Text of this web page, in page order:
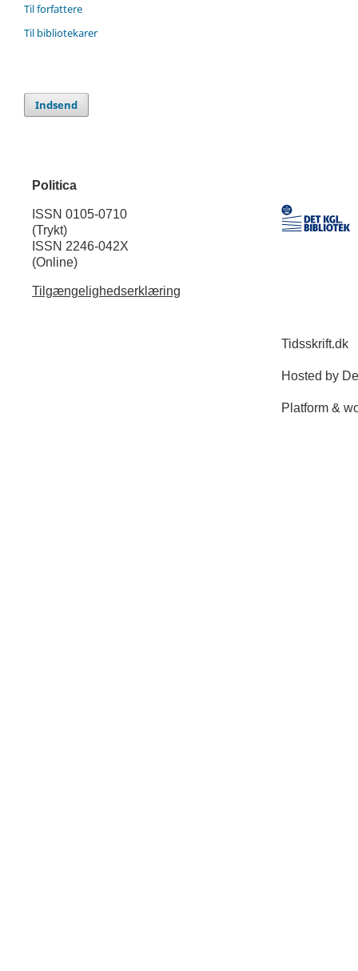
Til forfattere
Til bibliotekarer
Indsend
Politica
ISSN 0105-0710
(Trykt)
ISSN 2246-042X
(Online)
Tilgængelighedserklæring